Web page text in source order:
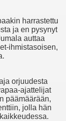
harrastettu
ja en pysynyt
auttaa
ihmistasoisen,
orjuudesta
ajattelijat
päämäärään,
jolla hän
Bondage Pik